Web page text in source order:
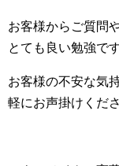
お客様からご質問
とても良い勉強です
お客様の不安な気
軽にお声掛けくだ